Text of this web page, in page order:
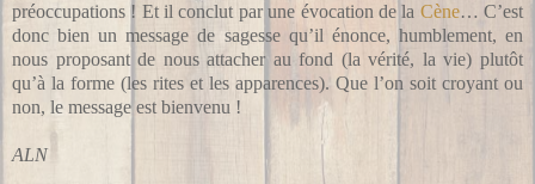
préoccupations ! Et il conclut par une évocation de la Cène… C’est
donc bien un message de sagesse qu’il énonce, humblement, en
nous proposant de nous attacher au fond (la vérité, la vie) plutôt
qu’à la forme (les rites et les apparences). Que l’on soit croyant ou
non, le message est bienvenu !
ALN